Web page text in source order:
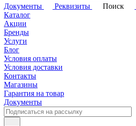
Документы
Реквизиты Поиск
Каталог
Акции
Бренды
Услуги
Блог
Условия оплаты
Условия доставки
Контакты
Магазины
Гарантия на товар
Документы